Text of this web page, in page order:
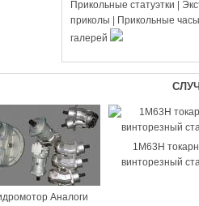
Прикольные статуэтки
приколы
Прикольные часы
галерей
Аналоги
1М63Н
винторезный